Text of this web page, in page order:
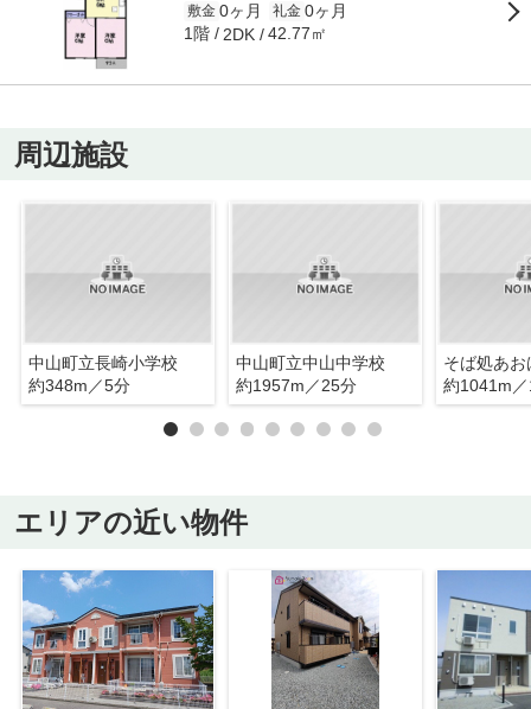
敷金 0ヶ月 礼金 0ヶ月
1階 2DK 42.77㎡
周辺施設
中山町立長崎小学校
約348m／5分
中山町立中山中学校
約1957m／25分
そば処あお
約1041m
エリアの近い物件